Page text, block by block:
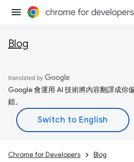
Blog
Google 會運用 AI 技術將內容翻譯成你
錯。
Chrome for Developers Blog